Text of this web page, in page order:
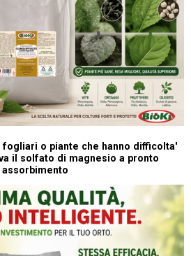
fogliari o piante che hanno difficolta'
il solfato di magnesio a pronto
assorbimento